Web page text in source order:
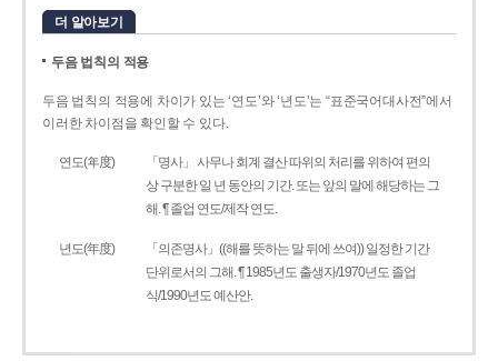
더 알아보기
두음 법칙의 적용
두음 법칙의 적용에 차이가 있는 ‘연도’와 ‘년도’는 “표준국어대사전”에서
이러한 차이점을 확인할 수 있다.
연도(年度)
「명사」 사무나 회계 결산 따위의 처리를 위하여 편의
상 구분한 일 년 동안의 기간. 또는 앞의 말에 해당하는 그
해. ¶ 졸업 연도/제작 연도.
년도(年度)
「의존명사」((해를 뜻하는 말 뒤에 쓰여)) 일정한 기간
단위로서의 그해. ¶ 1985년도 출생자/1970년도 졸업
식/1990년도 예산안.